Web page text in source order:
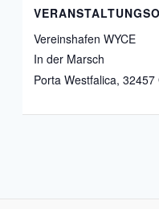
Vereinshafen WYCE
In der Marsch
Porta Westfalica, 32457